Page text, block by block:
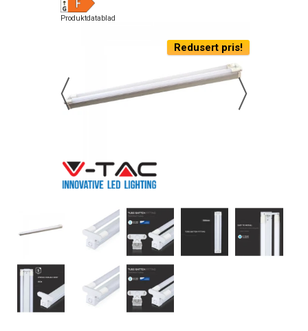
Redusert pris!
Produktdatablad